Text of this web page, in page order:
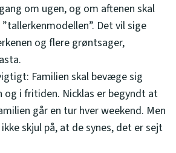
om ugen, og om aftenen skal
Det vil sige
og flere grøntsager,
Familien skal bevæge sig
og i fritiden. Nicklas er begyndt at
går en tur hver weekend. Men
skjul på, at de synes, det er sejt